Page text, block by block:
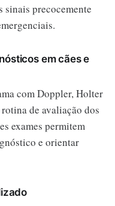
sinais precocemente
em cães e
com Doppler, Holter
de avaliação dos
exames permitem
e orientar